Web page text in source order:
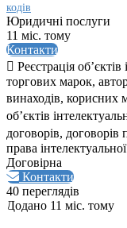
кодів
Юридичні послуги
11 міс. тому
Контакти
 Реєстрація
торгових марок,
винаходів, корисних
об’єктів
договорів, договорів
права
Договірна
Контакти
40 переглядів
Додано 11 міс. тому